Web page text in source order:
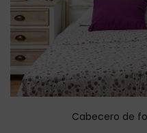
Cabecero de